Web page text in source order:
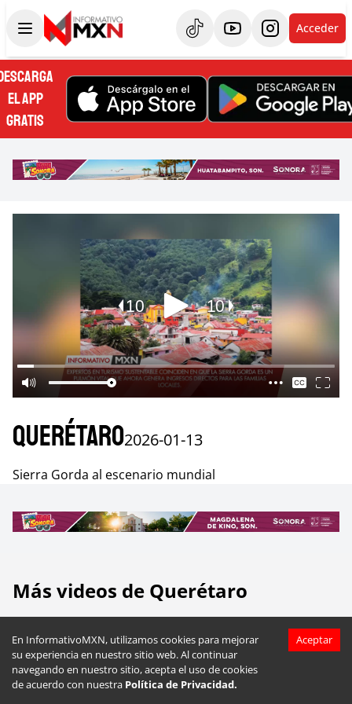
En InformativoMXN, utilizamos cookies para mejorar
su experiencia en nuestro sitio web. Al continuar
navegando en nuestro sitio, acepta el uso de cookies
de acuerdo con nuestra Política de Privacidad.
Aceptar
Acceder
EL APP
GRATIS
Querétaro2026-01-13
Sierra Gorda al escenario mundial
Más videos de Querétaro